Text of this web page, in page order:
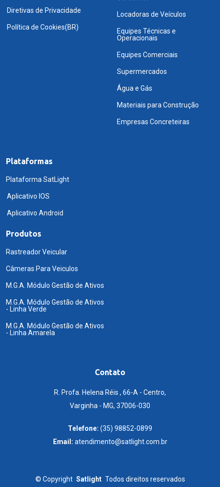
Diretivas de Privacidade
Política de Cookies(BR)
Locadoras de Veículos
Equipes Técnicas e
Operacionais
Equipes Comerciais
Supermercados
Água e Gás
Materiais para Construção
Empresas Concreteiras
Plataformas
Plataforma SatLight
Aplicativo IOS
Aplicativo Android
Produtos
Rastreador Veicular
Câmeras Para Veiculos
M.G.A. Módulo Gestão de Ativos
M.G.A. Módulo Gestão de Ativos
- Linha Verde
M.G.A. Módulo Gestão de Ativos
- Linha Amarela
Contato
R. Profa. Helena Réis , 66-A - Centro,
Varginha - MG, 37006-030
Telefone: (35) 98852-0899
Email: atendimento@satlight.com.br
© Copyright Satlight Todos direitos reservados